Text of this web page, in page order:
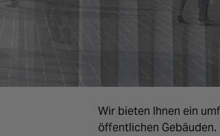
Wir bieten Ihnen ein
öffentlichen